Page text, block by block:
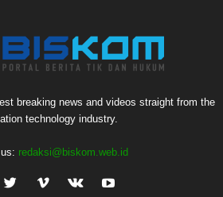
breaking news and videos straight from the
technology industry.
redaksi@biskom.web.id